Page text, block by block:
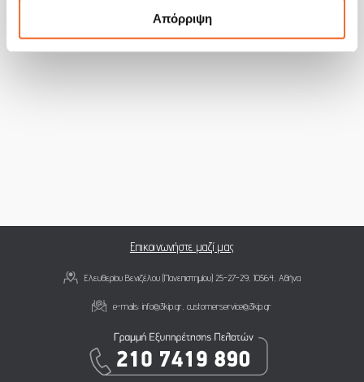
Απόρριψη
Επικοινωνήστε μαζί μας
Ελευθερίου Βενιζέλου (Πανεπιστημίου) 25-27-29, 10564, Αθήνα
e-mails:info@3kip.gr ,customerservice@3kip.gr